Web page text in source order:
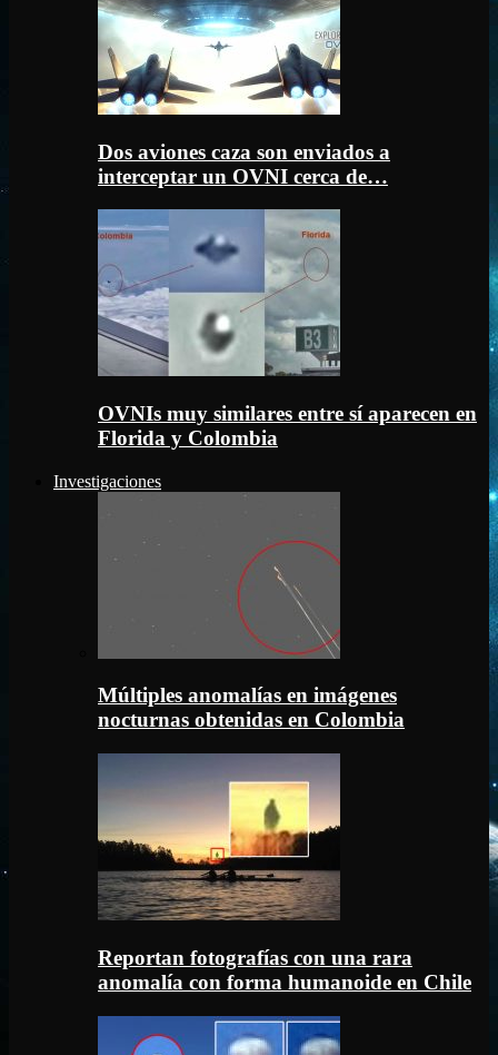
Dos aviones caza son enviados a
interceptar un OVNI cerca de…
OVNIs muy similares entre sí aparecen en
Florida y Colombia
Investigaciones
Múltiples anomalías en imágenes
nocturnas obtenidas en Colombia
Reportan fotografías con una rara
anomalía con forma humanoide en Chile